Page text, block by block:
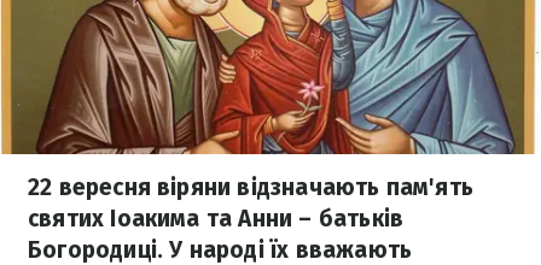
22 вересня віряни відзначають пам'ять
святих Іоакима та Анни – батьків
Богородиці. У народі їх вважають